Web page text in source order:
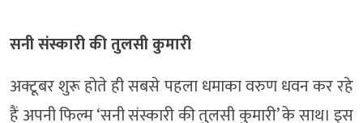
सनी संस्कारी की तुलसी कुमारी
अक्टूबर शुरू होते ही सबसे पहला धमाका वरुण धवन कर रहे
हैं अपनी फिल्म ‘सनी संस्कारी की तुलसी कुमारी’ के साथ। इस